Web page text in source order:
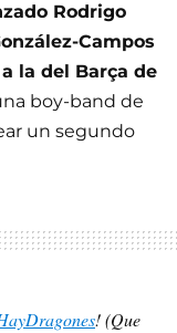
Rodrigo
Campos
la del Barça de
boy-band de
un segundo
! (Que